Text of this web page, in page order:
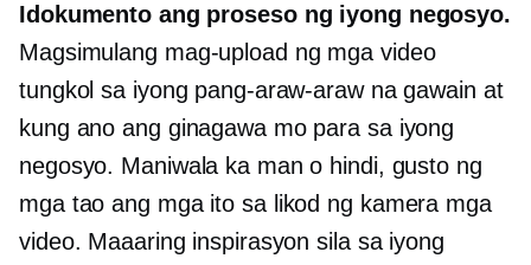
Idokumento ang proseso ng iyong negosyo.
Magsimulang mag-upload ng mga video
tungkol sa iyong pang-araw-araw na gawain at
kung ano ang ginagawa mo para sa iyong
negosyo. Maniwala ka man o hindi, gusto ng
mga tao ang mga ito sa likod ng kamera mga
video. Maaaring inspirasyon sila sa iyong